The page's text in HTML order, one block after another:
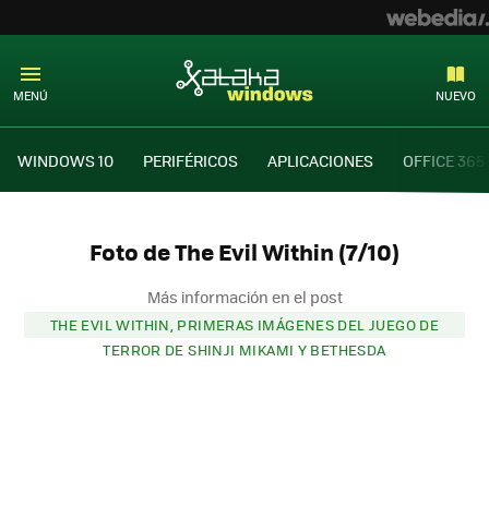
MENÚ NUEVO
WINDOWS 10 PERIFÉRICOS APLICACIONES OFFICE 365
Foto de The Evil Within (7/10)
Más información en el post
THE EVIL WITHIN, PRIMERAS IMÁGENES DEL JUEGO DE
TERROR DE SHINJI MIKAMI Y BETHESDA